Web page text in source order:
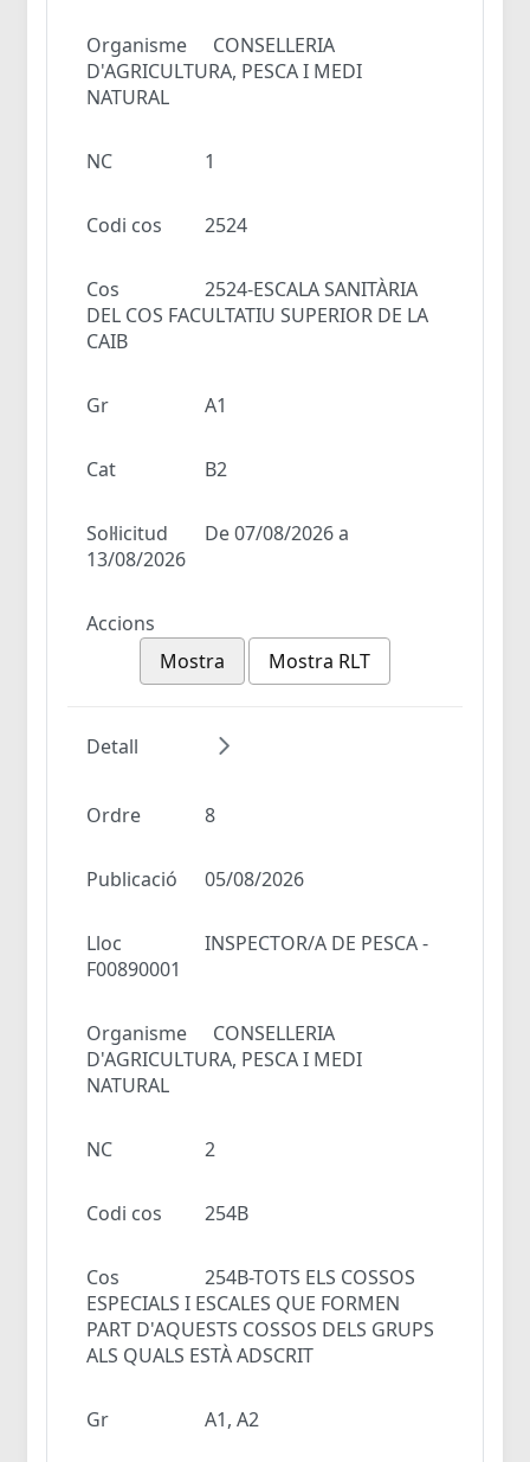
Organisme
CONSELLERIA
D'AGRICULTURA, PESCA I MEDI
NATURAL
NC 1
Codi cos 2524
Cos
2524-ESCALA SANITÀRIA
DEL COS FACULTATIU SUPERIOR DE LA
CAIB
Gr A1
Cat B2
Sol·licitud
De 07/08/2026 a
13/08/2026
Accions
Mostra
Mostra RLT
Detall
Ordre 8
Publicació 05/08/2026
Lloc
INSPECTOR/A DE PESCA -
F00890001
Organisme
CONSELLERIA
D'AGRICULTURA, PESCA I MEDI
NATURAL
NC 2
Codi cos 254B
Cos
254B-TOTS ELS COSSOS
ESPECIALS I ESCALES QUE FORMEN
PART D'AQUESTS COSSOS DELS GRUPS
ALS QUALS ESTÀ ADSCRIT
Gr A1, A2